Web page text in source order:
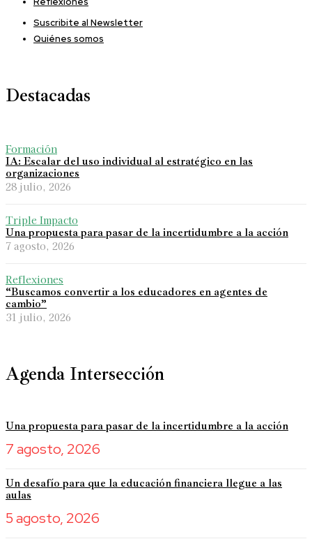
Suscribite al Newsletter
Quiénes somos
Destacadas
Formación
IA: Escalar del uso individual al estratégico en las
organizaciones
28 julio, 2026
Triple Impacto
Una propuesta para pasar de la incertidumbre a la acción
7 agosto, 2026
Reflexiones
“Buscamos convertir a los educadores en agentes de
cambio”
31 julio, 2026
Agenda Intersección
Una propuesta para pasar de la incertidumbre a la acción
7 agosto, 2026
Un desafío para que la educación financiera llegue a las
aulas
5 agosto, 2026